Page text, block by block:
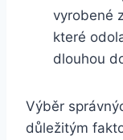
vyrobené
které
dlouhou
Výběr
důležitým